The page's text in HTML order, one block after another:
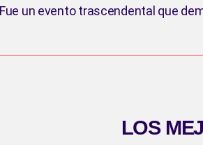
un evento trascendental que
LOS